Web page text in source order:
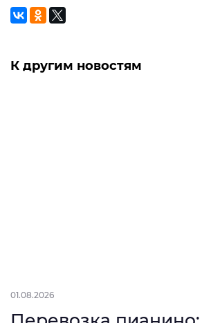
К другим новостям
01.08.2026